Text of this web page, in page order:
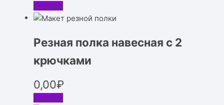
Скачать
Резная полка навесная с 2
крючками
0,00₽
Скачать